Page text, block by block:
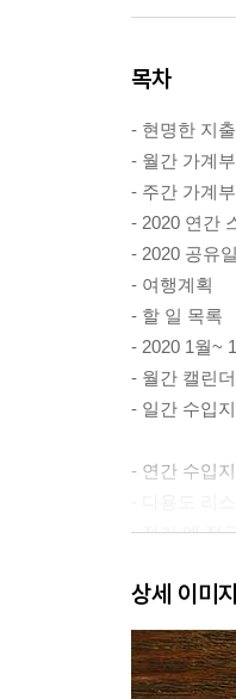
목차
- 현명한 지
- 월간 가계
- 주간 가계
- 2020 연간
- 2020 공유
- 여행계획
- 할 일 목록
- 2020 1월~
- 월간 캘린
- 일간 수입
- 연간 수입
- 정기 예.적
- 보낸 선물
- 가족 절약
- 소모품 차
- 차계부
상세 이미지